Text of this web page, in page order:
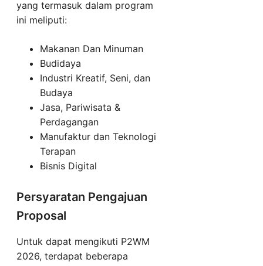
yang termasuk dalam program
ini meliputi:
Makanan Dan Minuman
Budidaya
Industri Kreatif, Seni, dan
Budaya
Jasa, Pariwisata &
Perdagangan
Manufaktur dan Teknologi
Terapan
Bisnis Digital
Persyaratan Pengajuan
Proposal
Untuk dapat mengikuti P2WM
2026, terdapat beberapa